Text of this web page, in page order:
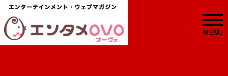
MENU